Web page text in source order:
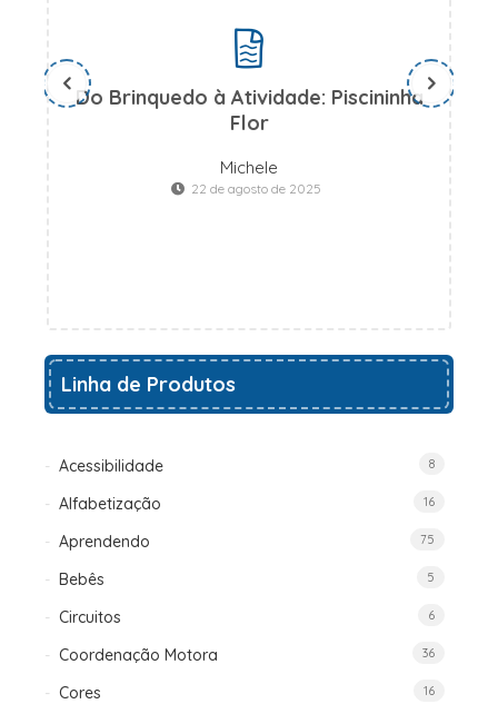
Do Brinquedo à Atividade: Piscininha
Flor
Michele
22 de agosto de 2025
Linha de Produtos
Acessibilidade 8
Alfabetização 16
Aprendendo 75
Bebês 5
Circuitos 6
Coordenação Motora 36
Cores 16